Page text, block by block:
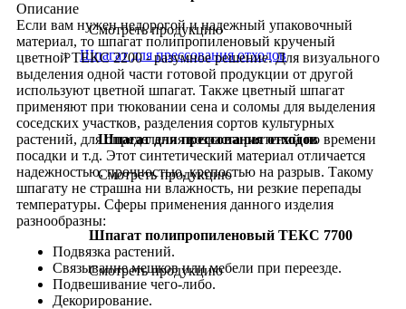
Смотреть продукцию
Шпагат для прессования отходов
Шпагат для прессования отходов
Смотреть продукцию
Шпагат полипропиленовый ТЕКС 7700
Смотреть продукцию
Описание
Если вам нужен недорогой и надежный упаковочный
материал, то шпагат полипропиленовый крученый
цветной ТЕКС 2200 - разумное решение. Для визуального
выделения одной части готовой продукции от другой
используют цветной шпагат. Также цветный шпагат
применяют при тюковании сена и соломы для выделения
соседских участков, разделения сортов культурных
растений, для определения возраста растений по времени
посадки и т.д. Этот синтетический материал отличается
надежностью, прочностью, крепостью на разрыв. Такому
шпагату не страшна ни влажность, ни резкие перепады
температуры. Cферы применения данного изделия
разнообразны:
Подвязка растений.
Связывание мешков или мебели при переезде.
Подвешивание чего-либо.
Декорирование.